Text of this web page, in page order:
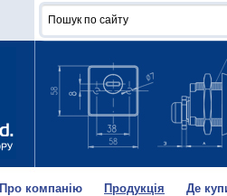
Про компанію Продукція Де